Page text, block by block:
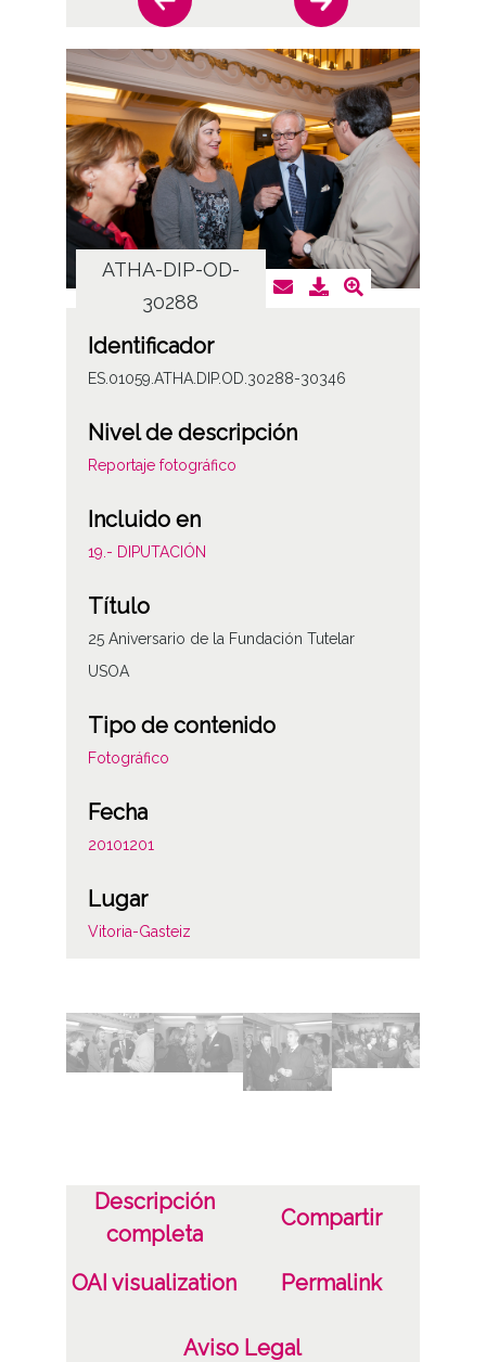
ATHA-DIP-OD-
30288
Identificador
ES.01059.ATHA.DIP.OD.30288-30346
Nivel de descripción
Reportaje fotográfico
Incluido en
19.- DIPUTACIÓN
Título
25 Aniversario de la Fundación Tutelar
USOA
Tipo de contenido
Fotográfico
Fecha
20101201
Lugar
Vitoria-Gasteiz
CC BY-NC-SA 4.0
Identificador
Descripción
completa
Compartir
OAI visualization Permalink
Aviso Legal